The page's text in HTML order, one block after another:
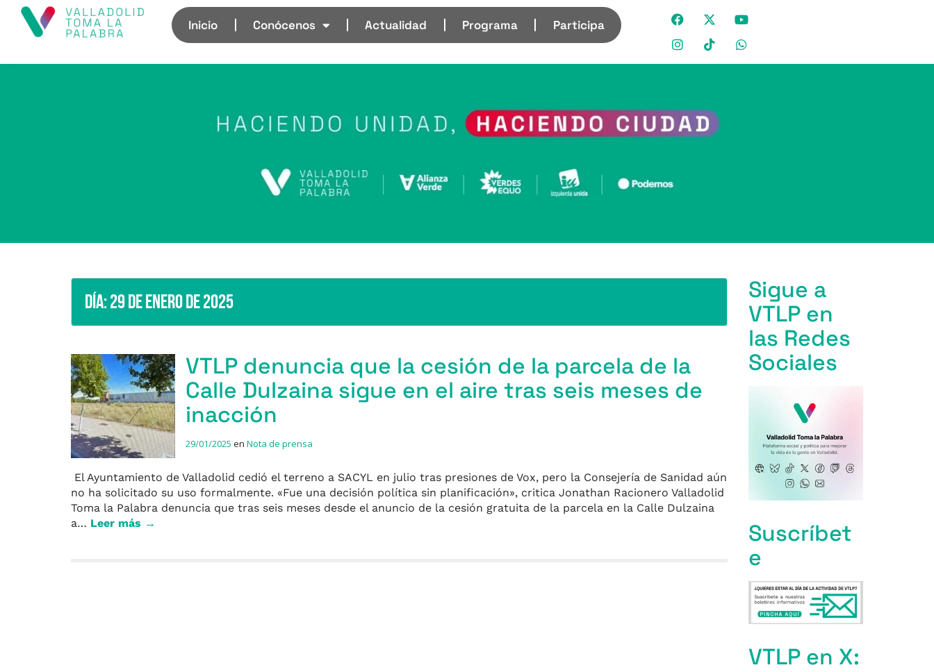
Inicio Conócenos Actualidad Programa Participa
Día:29 de enero de 2025
VTLP denuncia que la cesión de la parcela de la
Calle Dulzaina sigue en el aire tras seis meses de
inacción
29/01/2025 en Nota de prensa
El Ayuntamiento de Valladolid cedió el terreno a SACYL en julio tras presiones de Vox, pero la Consejería de Sanidad aún
no ha solicitado su uso formalmente. «Fue una decisión política sin planificación», critica Jonathan Racionero Valladolid
Toma la Palabra denuncia que tras seis meses desde el anuncio de la cesión gratuita de la parcela en la Calle Dulzaina
a… Leer más →
Sigue a
VTLP en
las Redes
Sociales
Suscríbet
e
VTLP en X: